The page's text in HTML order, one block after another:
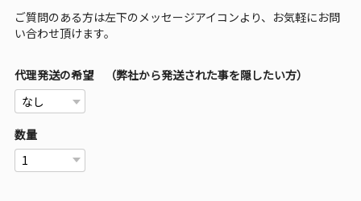
ご質問のある方は左下のメッセージアイコンより、お気軽にお問
い合わせ頂けます。
代理発送の希望 （弊社から発送された事を隠したい方）
数量